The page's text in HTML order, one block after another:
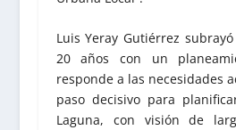
Luis Yeray Gutiérrez
20 años con un
responde a las necesidades
paso decisivo para
Laguna, con visión de